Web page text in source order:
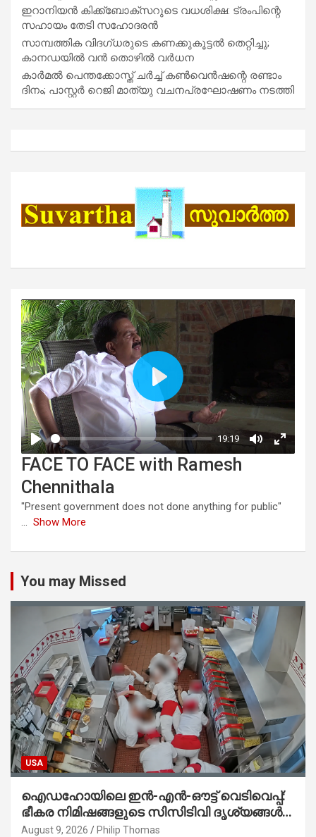
ഇറാനിയൻ കിക്ക്ബോക്സറുടെ വധശിക്ഷ: ട്രംപിന്റെ
സഹായം തേടി സഹോദരൻ
സാമ്പത്തിക വിദഗ്ധരുടെ കണക്കുകൂട്ടൽ തെറ്റിച്ചു;
കാനഡയിൽ വൻ തൊഴിൽ വർധന
കാർമൽ പെന്തക്കോസ്ത് ചർച്ച് കൺവെൻഷന്റെ രണ്ടാം
ദിനം; പാസ്റ്റർ റെജി മാത്യു വചനപ്രഘോഷണം നടത്തി
FACE TO FACE with Ramesh
Chennithala
"Present government does not done anything for public"
... Show More
You may Missed
USA
ഐഡഹോയിലെ ഇൻ-എൻ-ഔട്ട് വെടിവെപ്പ്:
ഭീകര നിമിഷങ്ങളുടെ സിസിടിവി ദൃശ്യങ്ങൾ
പുറത്ത്; ആക്രമണത്തിന് പിന്നിലെ കാരണം
August 9, 2026 Philip Thomas